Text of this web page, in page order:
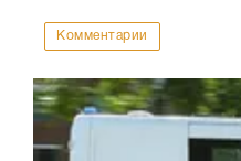
Комментарии